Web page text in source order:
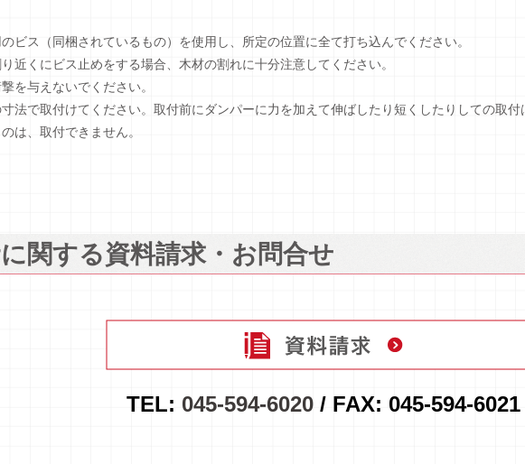
ビス（同梱されているもの）を使用し、所定の位置に全て打ち込んでください。
近くにビス止めをする場合、木材の割れに十分注意してください。
を与えないでください。
法で取付けてください。取付前にダンパーに力を加えて伸ばしたり短くしたりしての取付
は、取付できません。
関する資料請求・お問合せ
TEL: 045-594-6020 / FAX: 045-594-6021